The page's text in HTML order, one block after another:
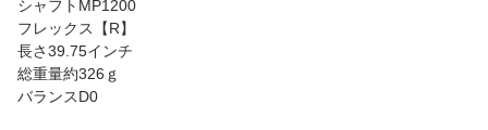
シャフトMP1200
フレックス【R】
長さ39.75インチ
総重量約326ｇ
バランスD0